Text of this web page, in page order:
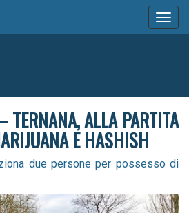
TERNANA, ALLA PARTITA
E HASHISH
due persone per possesso di